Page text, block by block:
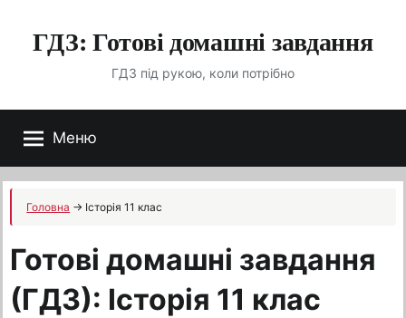
ГДЗ: Готові домашні завдання
ГДЗ під рукою, коли потрібно
Меню
Головна → Історія 11 клас
Готові домашні завдання
(ГДЗ): Історія 11 клас